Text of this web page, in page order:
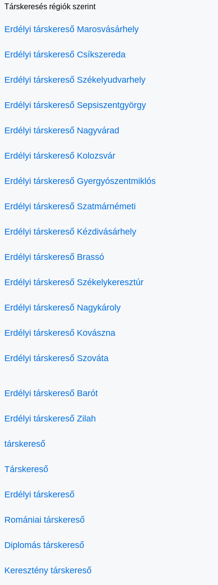
Társkeresés régiók szerint
Erdélyi társkereső Marosvásárhely
Erdélyi társkereső Csíkszereda
Erdélyi társkereső Székelyudvarhely
Erdélyi társkereső Sepsiszentgyörgy
Erdélyi társkereső Nagyvárad
Erdélyi társkereső Kolozsvár
Erdélyi társkereső Gyergyószentmiklós
Erdélyi társkereső Szatmárnémeti
Erdélyi társkereső Kézdivásárhely
Erdélyi társkereső Brassó
Erdélyi társkereső Székelykeresztúr
Erdélyi társkereső Nagykároly
Erdélyi társkereső Kovászna
Erdélyi társkereső Szováta
Erdélyi társkereső Barót
Erdélyi társkereső Zilah
társkereső
Társkereső
Erdélyi társkereső
Romániai társkereső
Diplomás társkereső
Keresztény társkereső